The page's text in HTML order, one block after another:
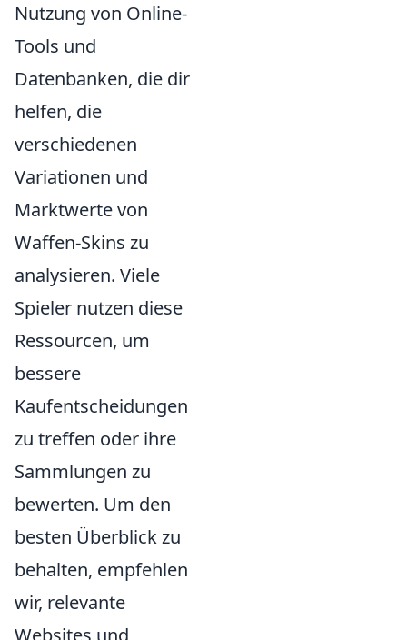
Nutzung von Online-
Tools und
Datenbanken, die dir
helfen, die
verschiedenen
Variationen und
Marktwerte von
Waffen-Skins zu
analysieren. Viele
Spieler nutzen diese
Ressourcen, um
bessere
Kaufentscheidungen
zu treffen oder ihre
Sammlungen zu
bewerten. Um den
besten Überblick zu
behalten, empfehlen
wir, relevante
Websites und